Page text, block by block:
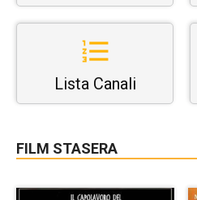
Lista Canali
FILM STASERA